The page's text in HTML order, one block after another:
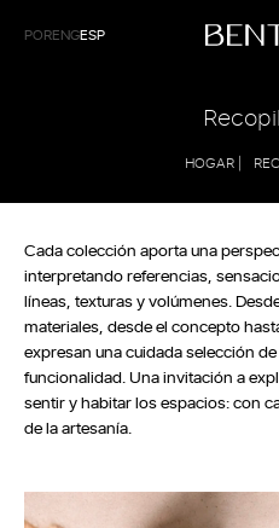
PORENGESP
Colecciones
Raízes
Sintonia
HOGAR |
Cada colección aporta una
interpretando referencias,
líneas, texturas y volúmenes.
materiales, desde el concepto
expresan una cuidada selección
funcionalidad. Una invitación a
sentir y habitar los espacios: con
de la artesanía.